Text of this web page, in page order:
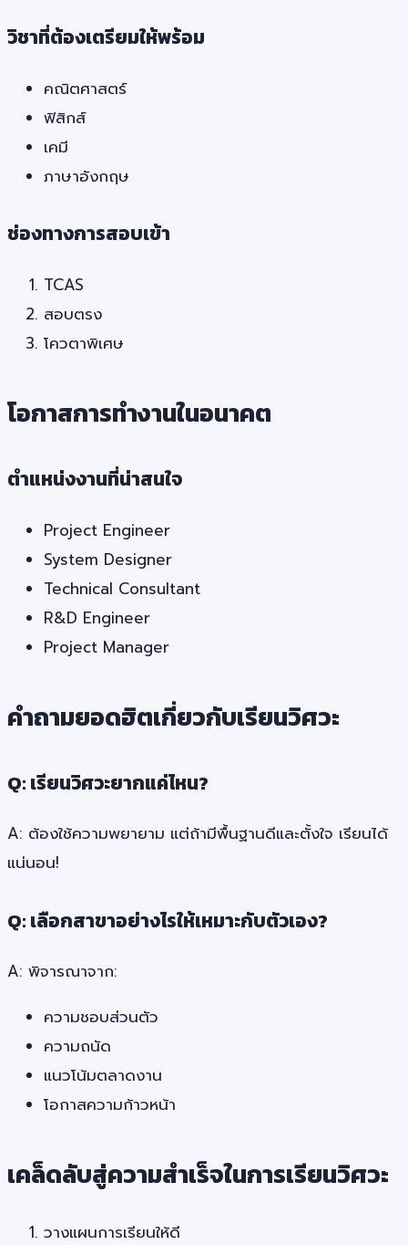
วิชาที่ต้องเตรียมให้พร้อม
คณิตศาสตร์
ฟิสิกส์
เคมี
ภาษาอังกฤษ
ช่องทางการสอบเข้า
TCAS
สอบตรง
โควตาพิเศษ
โอกาสการทำงานในอนาคต
ตำแหน่งงานที่น่าสนใจ
Project Engineer
System Designer
Technical Consultant
R&D Engineer
Project Manager
คำถามยอดฮิตเกี่ยวกับเรียนวิศวะ
Q: เรียนวิศวะยากแค่ไหน?
A: ต้องใช้ความพยายาม แต่ถ้ามีพื้นฐานดีและตั้งใจ เรียนได้
แน่นอน!
Q: เลือกสาขาอย่างไรให้เหมาะกับตัวเอง?
A: พิจารณาจาก:
ความชอบส่วนตัว
ความถนัด
แนวโน้มตลาดงาน
โอกาสความก้าวหน้า
เคล็ดลับสู่ความสำเร็จในการเรียนวิศวะ
วางแผนการเรียนให้ดี